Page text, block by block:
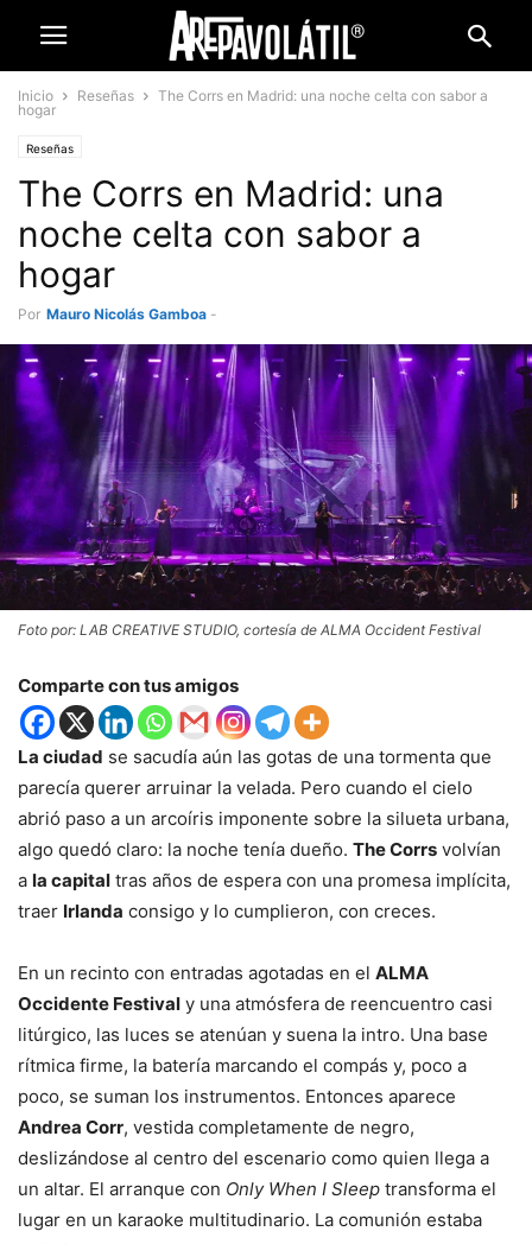
Inicio Reseñas
The Corrs en Madrid: una noche celta con sabor a
hogar
Reseñas
The Corrs en Madrid: una
noche celta con sabor a
hogar
Por Mauro Nicolás Gamboa -
Foto por: LAB CREATIVE STUDIO, cortesía de ALMA Occident Festival
Comparte con tus amigos
La ciudad se sacudía aún las gotas de una tormenta que
parecía querer arruinar la velada. Pero cuando el cielo
abrió paso a un arcoíris imponente sobre la silueta urbana,
algo quedó claro: la noche tenía dueño. The Corrs volvían
a la capital tras años de espera con una promesa implícita,
traer Irlanda consigo y lo cumplieron, con creces.
En un recinto con entradas agotadas en el ALMA
Occidente Festival y una atmósfera de reencuentro casi
litúrgico, las luces se atenúan y suena la intro. Una base
rítmica firme, la batería marcando el compás y, poco a
poco, se suman los instrumentos. Entonces aparece
Andrea Corr, vestida completamente de negro,
deslizándose al centro del escenario como quien llega a
un altar. El arranque con Only When I Sleep transforma el
lugar en un karaoke multitudinario. La comunión estaba